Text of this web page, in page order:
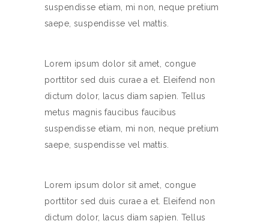
suspendisse etiam, mi non, neque pretium
saepe, suspendisse vel mattis.
Lorem ipsum dolor sit amet, congue
porttitor sed duis curae a et. Eleifend non
dictum dolor, lacus diam sapien. Tellus
metus magnis faucibus faucibus
suspendisse etiam, mi non, neque pretium
saepe, suspendisse vel mattis.
Lorem ipsum dolor sit amet, congue
porttitor sed duis curae a et. Eleifend non
dictum dolor, lacus diam sapien. Tellus